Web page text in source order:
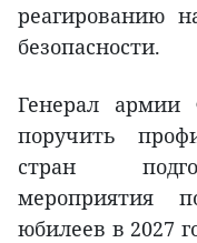
реагированию
безопасности.
Генерал
поручить
стран
мероприятия
юбилеев в 2027